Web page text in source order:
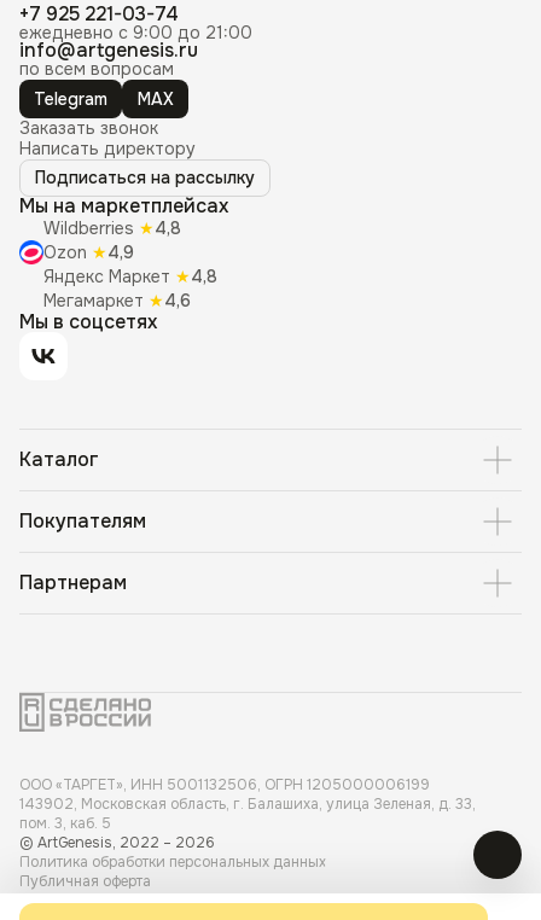
+7 925 221-03-74
ежедневно с 9:00 до 21:00
info@artgenesis.ru
по всем вопросам
Telegram
MAX
Заказать звонок
Написать директору
Подписаться на рассылку
Мы на маркетплейсах
Wildberries ★4,8
Ozon ★4,9
Яндекс Маркет ★4,8
Мегамаркет ★4,6
Мы в соцсетях
Каталог
Покупателям
Партнерам
ООО «ТАРГЕТ», ИНН 5001 132506, ОГРН 1205000006199
143902, Московская область, г. Балашиха, улица Зеленая, д. 33,
пом. 3, каб. 5
© ArtGenesis, 2022 – 2026
Политика обработки персональных данных
Публичная оферта
Карта сайта